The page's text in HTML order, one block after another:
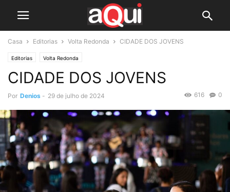
Casa Editorias Volta Redonda CIDADE DOS JOVENS
Editorias Volta Redonda
CIDADE DOS JOVENS
Por Denios - 29 de julho de 2024 0
616